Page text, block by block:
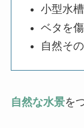
小型水
ベタを
自然そ
自然な水景を